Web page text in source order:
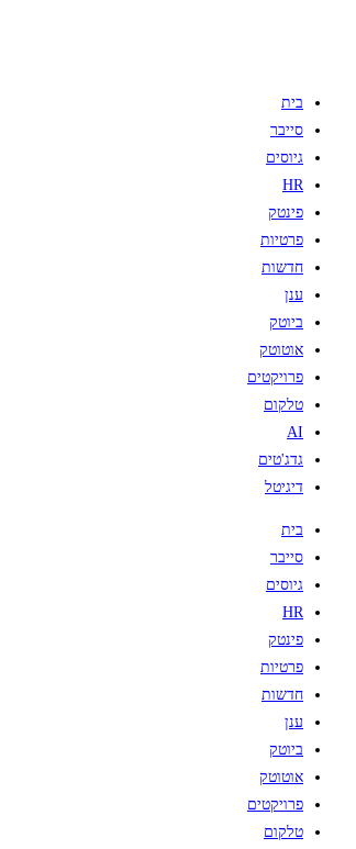
בית
סייבר
גיוסים
HR
פינטק
פרטיות
חדשות
ענן
ביוטק
אוטוטק
פרויקטים
טלקום
AI
גדג'טים
דיגיטל
בית
סייבר
גיוסים
HR
פינטק
פרטיות
חדשות
ענן
ביוטק
אוטוטק
פרויקטים
טלקום